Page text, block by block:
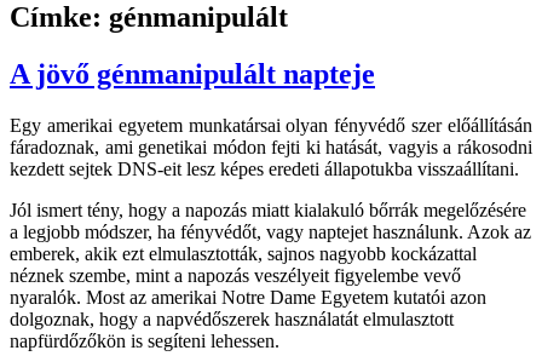
Címke: génmanipulált
A jövő génmanipulált napteje
Egy amerikai egyetem munkatársai olyan fényvédő szer előállításán
fáradoznak, ami genetikai módon fejti ki hatását, vagyis a rákosodni
kezdett sejtek DNS-eit lesz képes eredeti állapotukba visszaállítani.
Jól ismert tény, hogy a napozás miatt kialakuló bőrrák megelőzésére
a legjobb módszer, ha fényvédőt, vagy naptejet használunk. Azok az
emberek, akik ezt elmulasztották, sajnos nagyobb kockázattal
néznek szembe, mint a napozás veszélyeit figyelembe vevő
nyaralók. Most az amerikai Notre Dame Egyetem kutatói azon
dolgoznak, hogy a napvédőszerek használatát elmulasztott
napfürdőzőkön is segíteni lehessen.